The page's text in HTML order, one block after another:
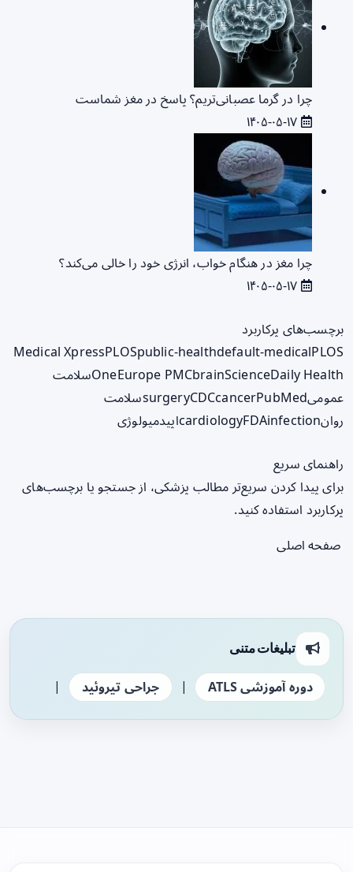
چرا در گرما عصبانی‌تریم؟ پاسخ در مغز شماست
چرا مغز در هنگام خواب، انرژی خود را خالی می‌کند؟
برچسب‌های پرکاربرد
Medical XpressPLOSpublic-healthdefault-medicalPLOS
OneEurope PMCbrainScienceDaily Health
سلامت
عمومی
surgeryCDCcancerPubMed
سلامت
روان
cardiologyFDAinfection اپیدمیولوژی
راهنمای سریع
برای پیدا کردن سریع‌تر مطالب پزشکی، از جستجو یا برچسب‌های
پرکاربرد استفاده کنید.
صفحه اصلی
تبلیغات متنی
دوره آموزشی ATLS | جراحی تیروئید |